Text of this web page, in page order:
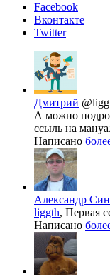
Facebook
Вконтакте
Twitter
Дмитрий
А можно
ссыль на
Написано
Александр
liggth, Первая
Написано